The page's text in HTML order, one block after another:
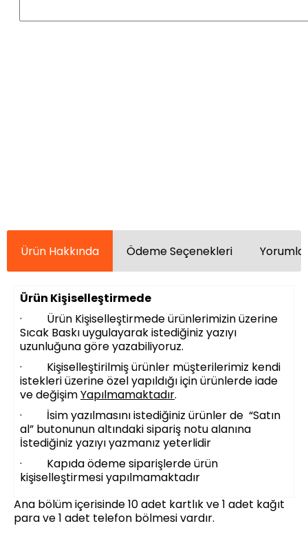
Ürün Hakkında Ödeme Seçenekleri
Ürün Kişiselleştirmede
· Ürün Kişiselleştirmede ürünlerimizin üzerine
Sıcak Baskı uygulayarak istediğiniz yazıyı
uzunluğuna göre yazabiliyoruz.
· Kişiselleştirilmiş ürünler müşterilerimiz kendi
istekleri üzerine özel yapıldığı için ürünlerde iade
ve değişimYapılmamaktadır.
· İsim yazılmasını istediğiniz ürünler de “Satın
al” butonunun altındaki sipariş notu alanına
İstediğiniz yazıyı yazmanız yeterlidir
· Kapıda ödeme siparişlerde ürün
kişiselleştirmesi yapılmamaktadır
Ana bölüm içerisinde 10 adet kartlık ve 1 adet kağıt
para ve 1 adet telefon bölmesi vardır.